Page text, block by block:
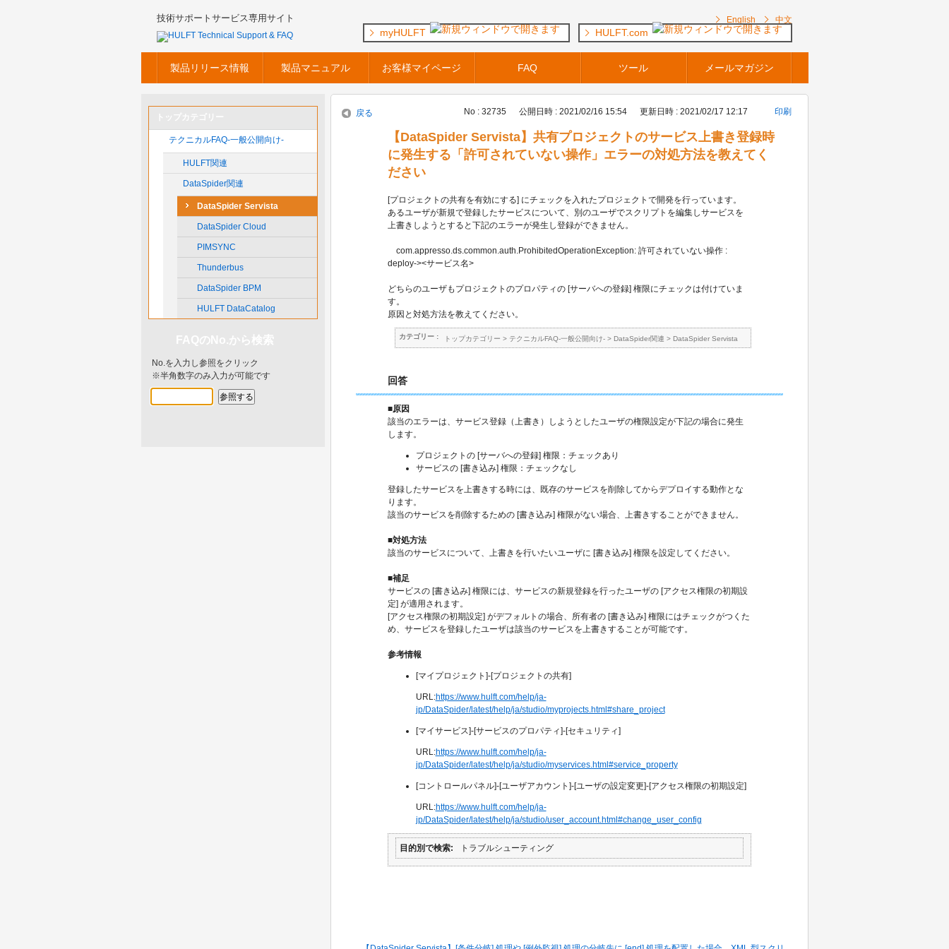
技術サポートサービス専用サイト English 中文
製品リリース情報 製品マニュアル お客様マイページ FAQ ツール メールマガジン
myHULFT HULFT.com
テクニカルFAQ-一般公開向け-
HULFT関連
DataSpider関連
DataSpider Servista
DataSpider Cloud
PIMSYNC
Thunderbus
DataSpider BPM
HULFT DataCatalog
No.を入力し参照をクリック
※半角数字のみ入力が可能です
戻る No : 32735 公開日時 : 2021/02/16 15:54 更新日時 : 2021/02/17 12:17 印刷
【DataSpider Servista】共有プロジェクトのサービス上書き登録時
に発生する「許可されていない操作」エラーの対処方法を教えてく
ださい
[プロジェクトの共有を有効にする] にチェックを入れたプロジェクトで開発を行っています。
あるユーザが新規で登録したサービスについて、別のユーザでスクリプトを編集しサービスを
上書きしようとすると下記のエラーが発生し登録ができません。
com.appresso.ds.common.auth.ProhibitedOperationException: 許可されていない操作 :
deploy-><サービス名>
どちらのユーザもプロジェクトのプロパティの [サーバへの登録] 権限にチェックは付けていま
す。
原因と対処方法を教えてください。
カテゴリー : トップカテゴリー > テクニカルFAQ-一般公開向け-> DataSpider関連 > DataSpider Servista
回答
■原因
該当のエラーは、サービス登録（上書き）しようとしたユーザの権限設定が下記の場合に発生
します。
プロジェクトの [サーバへの登録] 権限：チェックあり
サービスの [書き込み] 権限：チェックなし
登録したサービスを上書きする時には、既存のサービスを削除してからデプロイする動作とな
ります。
該当のサービスを削除するための [書き込み] 権限がない場合、上書きすることができません。
■対処方法
該当のサービスについて、上書きを行いたいユーザに [書き込み] 権限を設定してください。
■補足
サービスの [書き込み] 権限には、サービスの新規登録を行ったユーザの [アクセス権限の初期設
定] が適用されます。
[アクセス権限の初期設定] がデフォルトの場合、所有者の [書き込み] 権限にはチェックがつくた
め、サービスを登録したユーザは該当のサービスを上書きすることが可能です。
参考情報
[マイプロジェクト]-[プロジェクトの共有]
URL:https://www.hulft.com/help/ja-
jp/DataSpider/latest/help/ja/studio/myprojects.html#share_project
[マイサービス]-[サービスのプロパティ]-[セキュリティ]
URL:https://www.hulft.com/help/ja-
jp/DataSpider/latest/help/ja/studio/myservices.html#service_property
[コントロールパネル]-[ユーザアカウント]-[ユーザの設定変更]-[アクセス権限の初期設定]
URL:https://www.hulft.com/help/ja-
jp/DataSpider/latest/help/ja/studio/user_account.html#change_user_config
目的別で検索 トラブルシューティング